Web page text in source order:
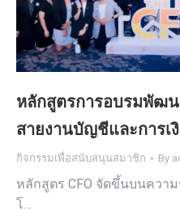
หลักสูตรการอบรมพัฒ
สายงานบัญชีและการเ
กิจกรรมเพื่อสนับสนุนสมาชิก By
หลักสูตร CFO จัดขึ้นบนควา
โ…